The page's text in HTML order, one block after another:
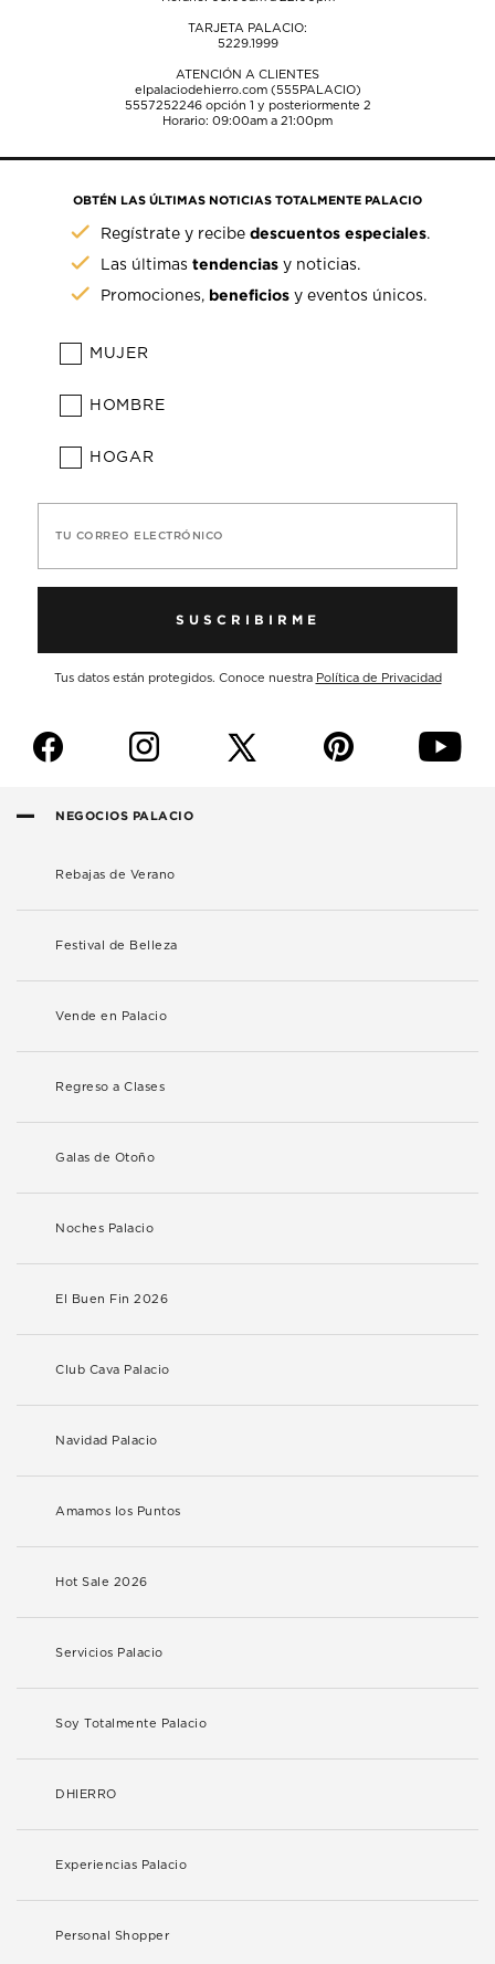
TARJETA PALACIO:
5229.1999
ATENCIÓN A CLIENTES
elpalaciodehierro.com (555PALACIO)
5557252246opción 1 y posteriormente 2
Horario: 09:00am a 21:00pm
OBTÉN LAS ÚLTIMAS NOTICIAS TOTALMENTE PALACIO
Regístrate y recibedescuentos especiales.
Las últimastendencias y noticias.
Promociones, beneficios y eventos únicos.
MUJER
HOMBRE
HOGAR
TU CORREO ELECTRÓNICO
SUSCRIBIRME
Tus datos están protegidos. Conoce nuestra Política de Privacidad
f i p y
NEGOCIOS PALACIO
Rebajas de Verano
Festival de Belleza
Vende en Palacio
Regreso a Clases
Galas de Otoño
Noches Palacio
El Buen Fin 2026
Club Cava Palacio
Navidad Palacio
Amamos los Puntos
Hot Sale 2026
Servicios Palacio
Soy Totalmente Palacio
DHIERRO
Experiencias Palacio
Personal Shopper